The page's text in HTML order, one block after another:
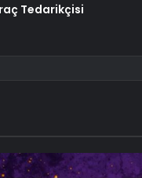
Tedarikçisi